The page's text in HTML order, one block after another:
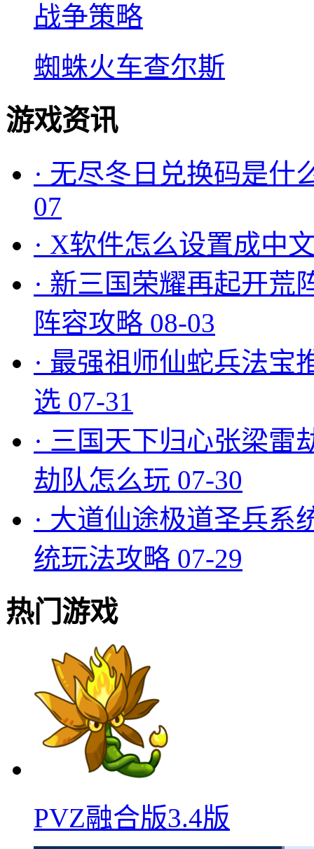
战争策略
蜘蛛火车查尔斯
游戏资讯
· 无尽冬日兑换码是什
07
· X软件怎么设置成中
· 新三国荣耀再起开荒
阵容攻略 08-03
· 最强祖师仙蛇兵法宝
选 07-31
· 三国天下归心张梁雷
劫队怎么玩 07-30
· 大道仙途极道圣兵系
统玩法攻略 07-29
热门游戏
PVZ融合版3.4版